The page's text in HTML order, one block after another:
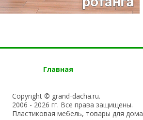
Главная
Copyright © grand-dacha.ru.
2006 - 2026 гг. Все права защищены.
Пластиковая мебель, товары для дома